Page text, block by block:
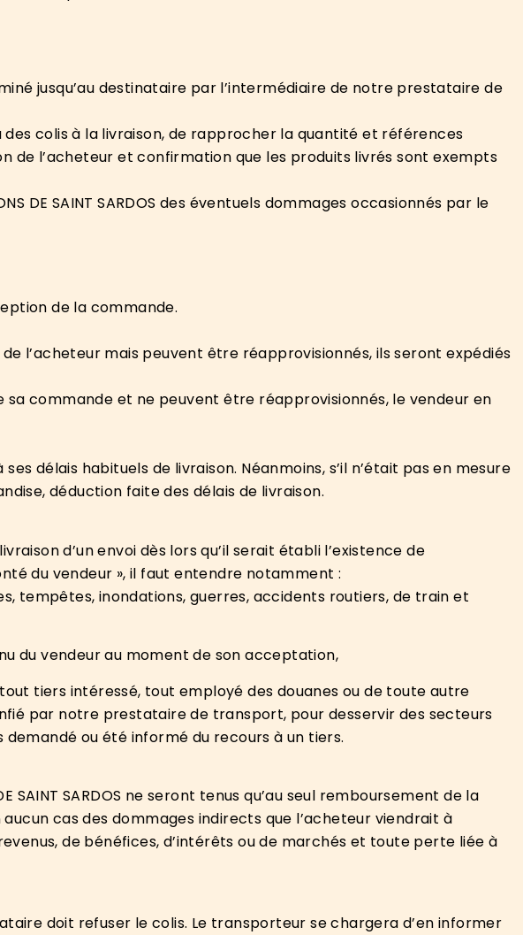
jusqu’au destinataire par l’intermédiaire de notre prestataire de
colis à la livraison, de rapprocher la quantité et références
de l’acheteur et confirmation que les produits livrés sont exempts
DE SAINT SARDOS des éventuels dommages occasionnés par le
de la commande.
l’acheteur mais peuvent être réapprovisionnés, ils seront expédiés
commande et ne peuvent être réapprovisionnés, le vendeur en
délais habituels de livraison. Néanmoins, s’il n’était pas en mesure
déduction faite des délais de livraison.
d’un envoi dès lors qu’il serait établi l’existence de
du vendeur », il faut entendre notamment :
tempêtes, inondations, guerres, accidents routiers, de train et
du vendeur au moment de son acceptation,
tiers intéressé, tout employé des douanes ou de toute autre
par notre prestataire de transport, pour desservir des secteurs
ou été informé du recours à un tiers.
SAINT SARDOS ne seront tenus qu’au seul remboursement de la
cas des dommages indirects que l’acheteur viendrait à
de bénéfices, d’intérêts ou de marchés et toute perte liée à
doit refuser le colis. Le transporteur se chargera d’en informer